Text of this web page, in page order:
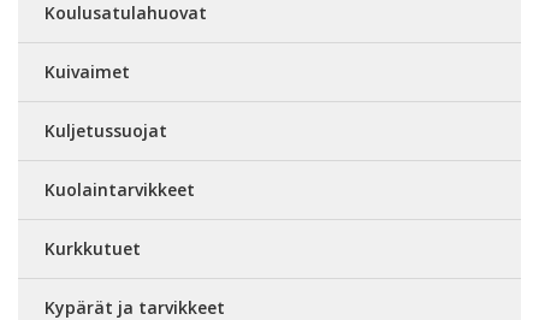
Koulusatulahuovat
Kuivaimet
Kuljetussuojat
Kuolaintarvikkeet
Kurkkutuet
Kypärät ja tarvikkeet